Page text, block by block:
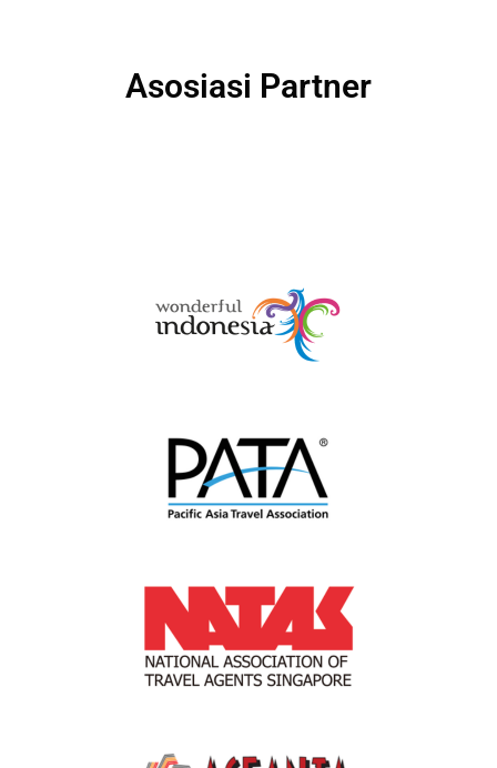
Asosiasi Partner